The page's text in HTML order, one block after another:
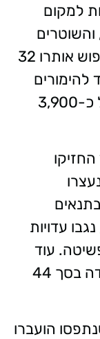
למקום
נאלצו לפרוץ פנימה. במהלך החיפוש אותרו 32
בלתי חוקיים, לצד סכום מזומן של כ-3,900
עדויות
עוד
נוגע כי נתפס סכום כסף על חשודה בסך 44
הועברו